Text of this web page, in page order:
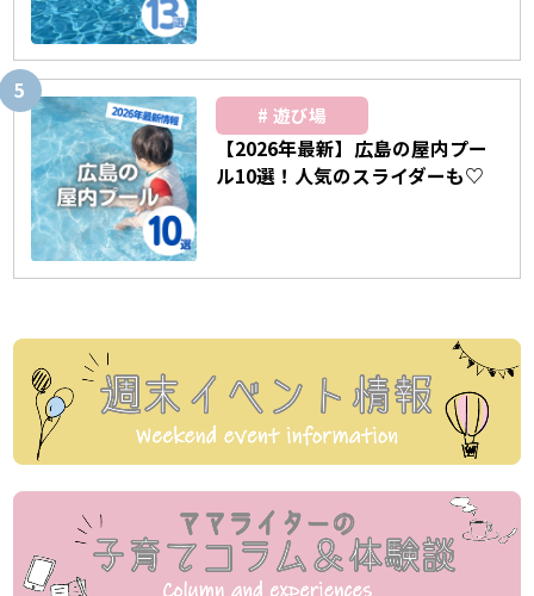
遊び場
【2026年最新】広島の屋内プー
ル10選！人気のスライダーも♡